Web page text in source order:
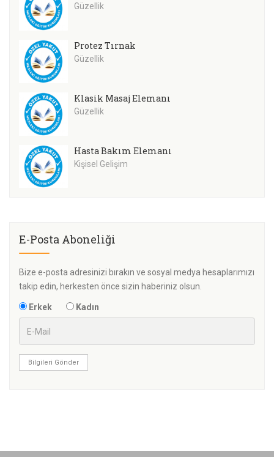
Güzellik
Protez Tırnak
Güzellik
Klasik Masaj Elemanı
Güzellik
Hasta Bakım Elemanı
Kişisel Gelişim
E-Posta Aboneliği
Bize e-posta adresinizi bırakın ve sosyal medya hesaplarımızı
takip edin, herkesten önce sizin haberiniz olsun.
Erkek Kadın
Bilgileri Gönder